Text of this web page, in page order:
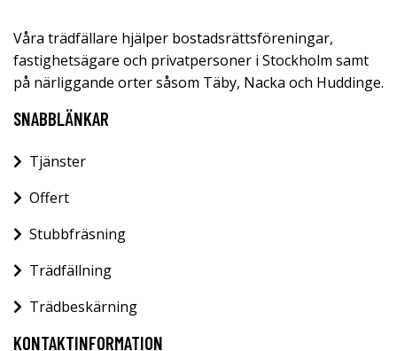
Våra trädfällare hjälper bostadsrättsföreningar,
fastighetsägare och privatpersoner i Stockholm samt
på närliggande orter såsom Täby, Nacka och Huddinge.
SNABBLÄNKAR
Tjänster
Offert
Stubbfräsning
Trädfällning
Trädbeskärning
KONTAKTINFORMATION